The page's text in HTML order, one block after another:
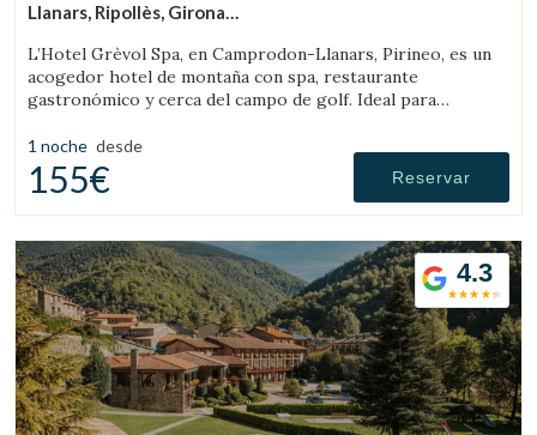
Llanars, Ripollès, Girona
L’Hotel Grèvol Spa, en Camprodon-Llanars, Pirineo, es un
acogedor hotel de montaña con spa, restaurante
gastronómico y cerca del campo de golf. Ideal para
1 noche desde
155€ Reservar
4.3